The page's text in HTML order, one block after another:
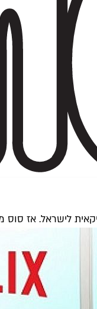
לישראל. אז סוס